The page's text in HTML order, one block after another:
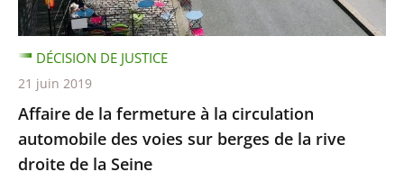
Affaire de la fermeture à la circulation
automobile des voies sur berges de la rive
droite de la Seine
DÉCISION DE JUSTICE
21 juin 2019